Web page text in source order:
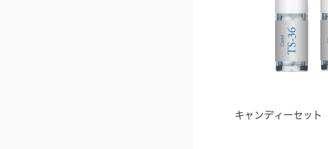
キャンディーセット